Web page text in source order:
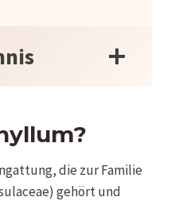
die zur Familie
gehört und